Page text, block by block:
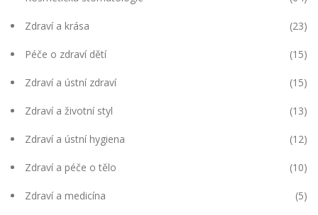
Zdraví a krása (23)
Péče o zdraví dětí (15)
Zdraví a ústní zdraví (15)
Zdraví a životní styl (13)
Zdraví a ústní hygiena (12)
Zdraví a péče o tělo (10)
Zdraví a medicína (5)